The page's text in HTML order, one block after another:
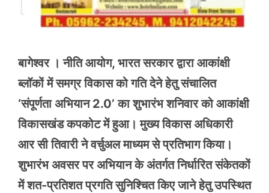
बागेश्वर । नीति आयोग, भारत सरकार द्वारा आकांक्षी
ब्लॉकों में समग्र विकास को गति देने हेतु संचालित
‘संपूर्णता अभियान 2.0’ का शुभारंभ शनिवार को आकांक्षी
विकासखंड कपकोट में हुआ। मुख्य विकास अधिकारी
आर सी तिवारी ने वर्चुअल माध्यम से प्रतिभाग किया।
शुभारंभ अवसर पर अभियान के अंतर्गत निर्धारित संकेतकों
में शत-प्रतिशत प्रगति सुनिश्चित किए जाने हेतु उपस्थित